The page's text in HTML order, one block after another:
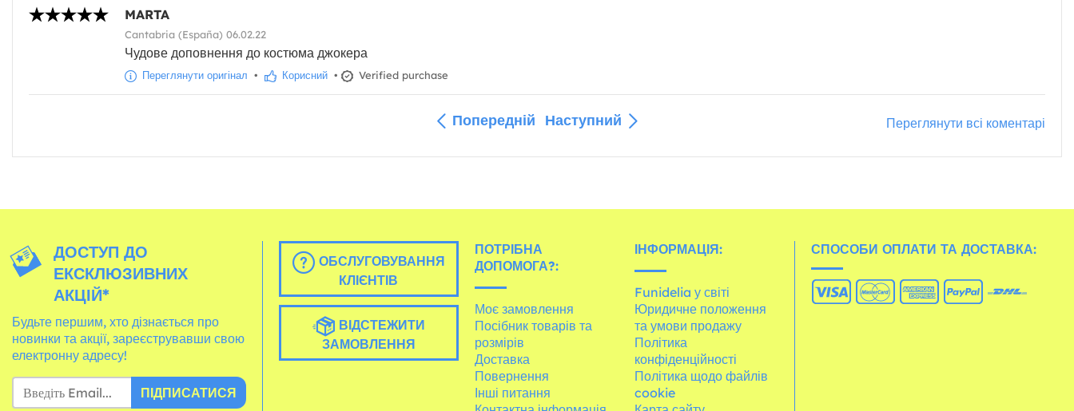
MARTA
Cantabria (España) 06.02.22
Чудове доповнення до костюма джокера
Переглянути оригінал • Корисний • Verified purchase
Попередній Наступний Переглянути всі коментарі
ДОСТУП ДО
ЕКСКЛЮЗИВНИХ
АКЦІЙ*
Будьте першим, хто дізнається про
новинки та акції, зареєструвавши свою
електронну адресу!
ПІДПИСАТИСЯ
ОБСЛУГОВУВАННЯ
КЛІЄНТІВ
ВІДСТЕЖИТИ
ЗАМОВЛЕННЯ
ПОТРІБНА
ДОПОМОГА?:
Моє замовлення
Посібник товарів та
розмірів
Доставка
Повернення
Інші питання
ІНФОРМАЦІЯ:
Funidelia у світі
Юридичне положення
та умови продажу
Політика
конфіденційності
Політика щодо файлів
cookie
СПОСОБИ ОПЛАТИ ТА ДОСТАВКА: